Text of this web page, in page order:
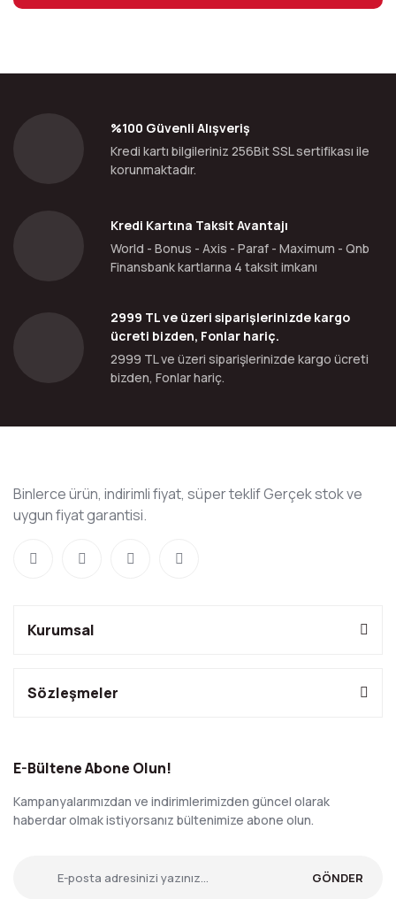
%100 Güvenli Alışveriş
Kredi kartı bilgileriniz 256Bit SSL sertifikası ile
korunmaktadır.
Kredi Kartına Taksit Avantajı
World - Bonus - Axis - Paraf - Maximum - Qnb
Finansbank kartlarına 4 taksit imkanı
2999 TL ve üzeri siparişlerinizde kargo
ücreti bizden, Fonlar hariç.
2999 TL ve üzeri siparişlerinizde kargo ücreti
bizden, Fonlar hariç.
Binlerce ürün, indirimli fiyat, süper teklif Gerçek stok ve
uygun fiyat garantisi.
Kurumsal
Sözleşmeler
E-Bültene Abone Olun!
Kampanyalarımızdan ve indirimlerimizden güncel olarak
haberdar olmak istiyorsanız bültenimize abone olun.
GÖNDER